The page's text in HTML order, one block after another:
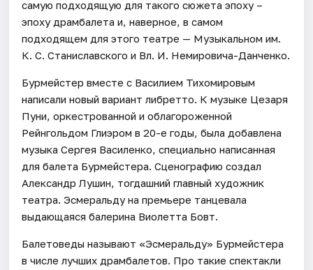
самую подходящую для такого сюжета эпоху –
эпоху драмбалета и, наверное, в самом
подходящем для этого театре — Музыкальном им.
К. С. Станиславского и Вл. И. Немировича-Данченко.
Бурмейстер вместе с Василием Тихомировым
написали новый вариант либретто. К музыке Цезаря
Пуни, оркестрованной и облагороженной
Рейнгольдом Глиэром в 20-е годы, была добавлена
музыка Сергея Василенко, специально написанная
для балета Бурмейстера. Сценографию создал
Александр Лушин, тогдашний главный художник
театра. Эсмеральду на премьере танцевала
выдающаяся балерина Виолетта Бовт.
Балетоведы называют «Эсмеральду» Бурмейстера
в числе лучших драмбалетов. Про такие спектакли